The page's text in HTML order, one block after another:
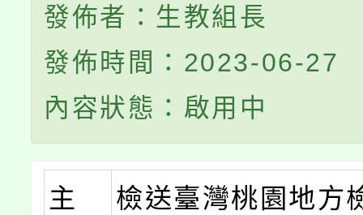
發佈者：生教組長
發佈時間：2023-06-27
內容狀態：啟用中
主
檢送臺灣桃園地方